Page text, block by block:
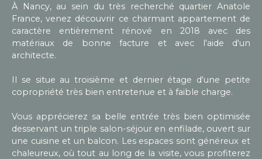
À Nancy, au sein du très recherché quartier Anatole
France, venez découvrir ce charmant appartement de
caractère entièrement rénové en 2018 avec des
matériaux de bonne facture et avec l'aide d'un
architecte.
Il se situe au troisième et dernier étage d'une petite
copropriété très bien entretenue et à faible charge.
Vous apprécierez sa belle entrée très bien optimisée
desservant un triple salon-séjour en enfilade, ouvert sur
une cuisine et un balcon. Les espaces sont généreux et
chaleureux, où tout au long de la visite, vous profiterez